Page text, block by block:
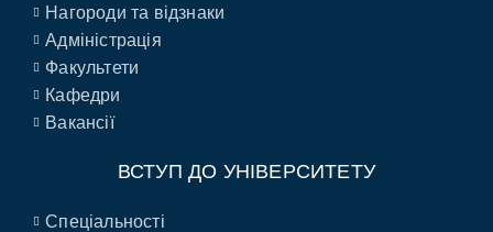
Нагороди та відзнаки
Адміністрація
Факультети
Кафедри
Вакансії
ВСТУП ДО УНІВЕРСИТЕТУ
Спеціальності